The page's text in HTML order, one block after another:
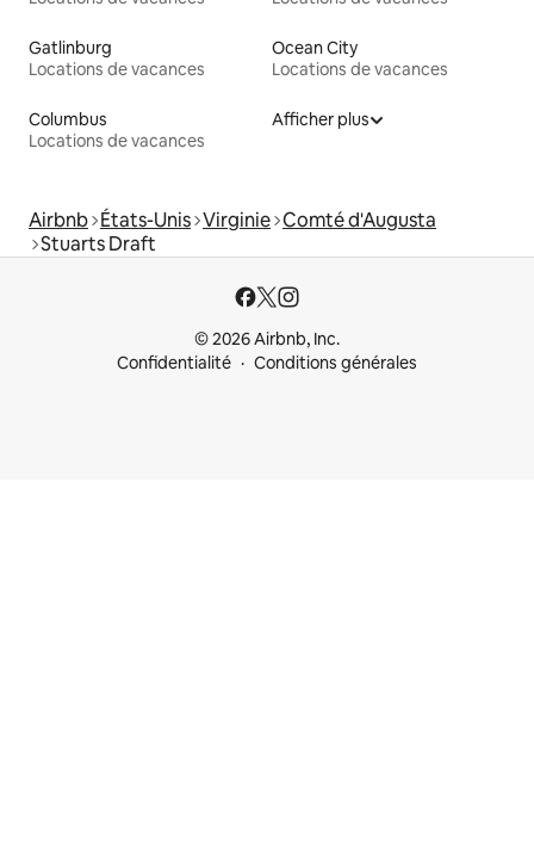
Gatlinburg
Locations de vacances
Ocean City
Locations de vacances
Columbus
Locations de vacances
Afficher plus
Airbnb États-Unis Virginie Comté d'Augusta
Stuarts Draft
© 2026 Airbnb, Inc.
Confidentialité
Conditions générales